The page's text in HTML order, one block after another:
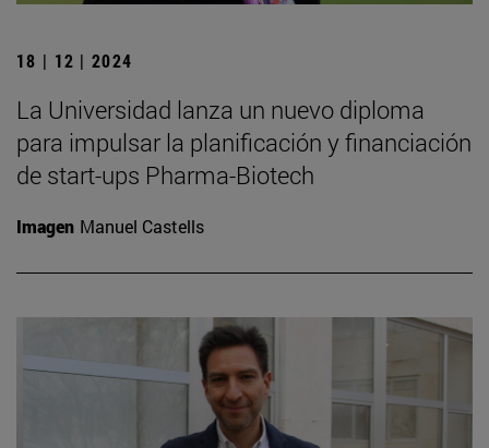
18 | 12 | 2024
La Universidad lanza un nuevo diploma
para impulsar la planificación y financiación
de start-ups Pharma-Biotech
Imagen Manuel Castells